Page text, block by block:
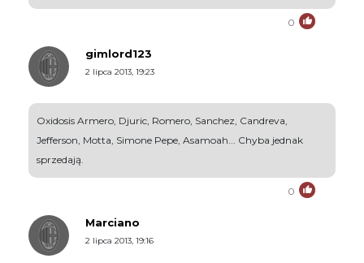
0
gimlord123
2 lipca 2013, 19:23
Oxidosis Armero, Djuric, Romero, Sanchez, Candreva,
Jefferson, Motta, Simone Pepe, Asamoah... Chyba jednak
sprzedają.
0
Marciano
2 lipca 2013, 19:16